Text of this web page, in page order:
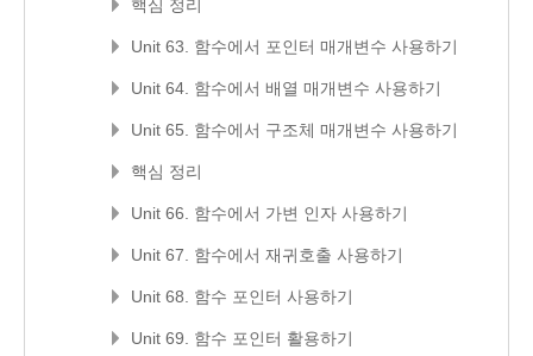
핵심 정리
Unit 63. 함수에서 포인터 매개변수 사용하기
Unit 64. 함수에서 배열 매개변수 사용하기
Unit 65. 함수에서 구조체 매개변수 사용하기
핵심 정리
Unit 66. 함수에서 가변 인자 사용하기
Unit 67. 함수에서 재귀호출 사용하기
Unit 68. 함수 포인터 사용하기
Unit 69. 함수 포인터 활용하기